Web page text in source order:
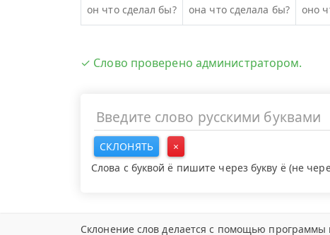
он что сделал бы? она что сделала бы? оно
✓ Слово проверено администратором.
СКЛОНЯТЬ
×
Слова с буквой ё пишите через букву ё (не
Склонение слов делается с помощью программы